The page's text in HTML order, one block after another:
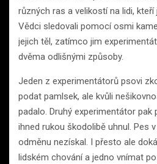
různých ras a velikostí na lidi, kteří
Vědci sledovali pomocí osmi
jejich těl, zatímco jim
dvěma odlišnými způsoby.
Jeden z experimentátorů psovi
podat pamlsek, ale kvůli
padalo. Druhý experimentátor pak
ihned rukou škodolibě uhnul. Pes
odměnu nezískal. I přesto ale
lidském chování a jedno vnímat